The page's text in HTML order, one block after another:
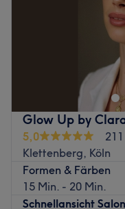
Glow Up by
5,0
Klettenberg, Köln
Formen & Färben
15 Min. - 20 Min.
Schnellansicht